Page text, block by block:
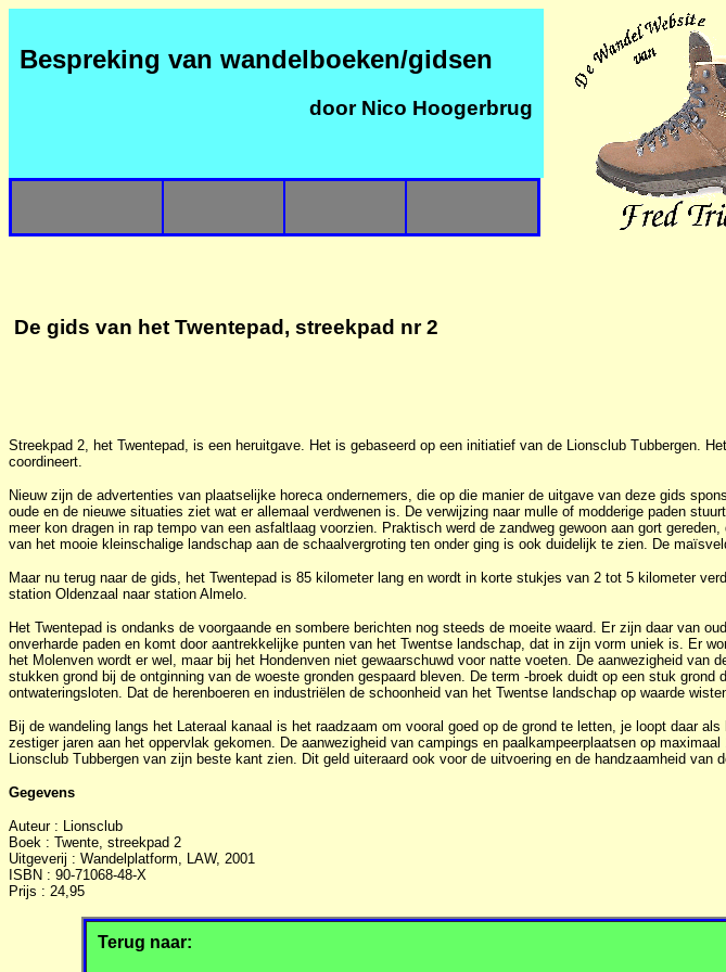
Bespreking van wandelboeken/gidsen
door Nico Hoogerbrug
De gids van het Twentepad, streekpad nr 2
Streekpad 2, het Twentepad, is een heruitgave. Het is gebaseerd op een initiatief van de Lionsclub Tubbergen.
coordineert.
Nieuw zijn de advertenties van plaatselijke horeca ondernemers, die op die manier de uitgave van deze gids
oude en de nieuwe situaties ziet wat er allemaal verdwenen is. De verwijzing naar mulle of modderige paden
meer kon dragen in rap tempo van een asfaltlaag voorzien. Praktisch werd de zandweg gewoon aan gort
van het mooie kleinschalige landschap aan de schaalvergroting ten onder ging is ook duidelijk te zien. De
Maar nu terug naar de gids, het Twentepad is 85 kilometer lang en wordt in korte stukjes van 2 tot 5 kilometer
station Oldenzaal naar station Almelo.
Het Twentepad is ondanks de voorgaande en sombere berichten nog steeds de moeite waard. Er zijn daar van
onverharde paden en komt door aantrekkelijke punten van het Twentse landschap, dat in zijn vorm uniek is. Er
het Molenven wordt er wel, maar bij het Hondenven niet gewaarschuwd voor natte voeten. De aanwezigheid
stukken grond bij de ontginning van de woeste gronden gespaard bleven. De term -broek duidt op een stuk
ontwateringsloten. Dat de herenboeren en industriëlen de schoonheid van het Twentse landschap op waarde
Bij de wandeling langs het Lateraal kanaal is het raadzaam om vooral goed op de grond te letten, je loopt daar
zestiger jaren aan het oppervlak gekomen. De aanwezigheid van campings en paalkampeerplaatsen op
Lionsclub Tubbergen van zijn beste kant zien. Dit geld uiteraard ook voor de uitvoering en de handzaamheid
Gegevens
Auteur : Lionsclub
Boek : Twente, streekpad 2
Uitgeverij : Wandelplatform, LAW, 2001
ISBN : 90-71068-48-X
Prijs : 24,95
Terug naar: